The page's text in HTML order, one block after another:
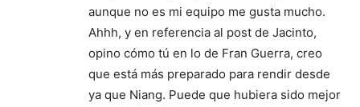
aunque no es mi equipo me gusta mucho.
Ahhh, y en referencia al post de Jacinto,
opino cómo tú en lo de Fran Guerra, creo
que está más preparado para rendir desde
ya que Niang. Puede que hubiera sido mejor